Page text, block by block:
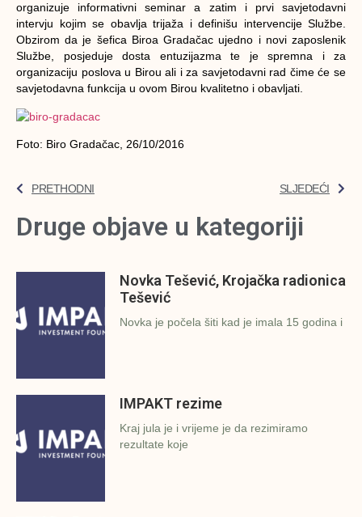
organizuje informativni seminar a zatim i prvi savjetodavni
intervju kojim se obavlja trijaža i definišu intervencije Službe.
Obzirom da je šefica Biroa Gradačac ujedno i novi zaposlenik
Službe, posjeduje dosta entuzijazma te je spremna i za
organizaciju poslova u Birou ali i za savjetodavni rad čime će se
savjetodavna funkcija u ovom Birou kvalitetno i obavljati.
Foto: Biro Gradačac, 26/10/2016
PRETHODNI SLJEDEĆI
Druge objave u kategoriji
Novka Tešević, Krojačka radionica
Tešević
Novka je počela šiti kad je imala 15 godina i
IMPAKT rezime
Kraj jula je i vrijeme je da rezimiramo
rezultate koje